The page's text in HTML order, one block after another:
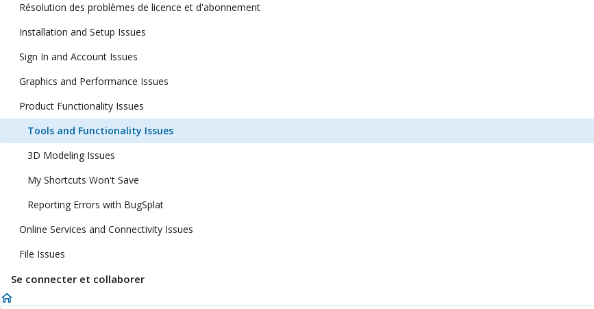
Résolution des problèmes de licence et d'abonnement
Installation and Setup Issues
Sign In and Account Issues
Graphics and Performance Issues
Product Functionality Issues
Tools and Functionality Issues
3D Modeling Issues
My Shortcuts Won't Save
Reporting Errors with BugSplat
Online Services and Connectivity Issues
File Issues
Se connecter et collaborer